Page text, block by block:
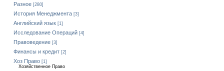
Разное [280]
История Менеджмента [3]
Английский язык [1]
Исследование Операций [4]
Правоведение [3]
Финансы и кредит [2]
Хоз Право [1]
Хозяйственное Право